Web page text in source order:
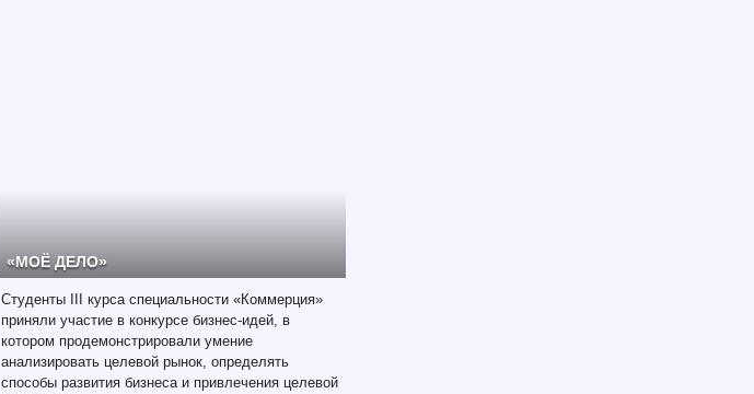
«МОЁ ДЕЛО»
Студенты III курса специальности «Коммерция»
приняли участие в конкурсе бизнес-идей, в
котором продемонстрировали умение
анализировать целевой рынок, определять
способы развития бизнеса и привлечения целевой